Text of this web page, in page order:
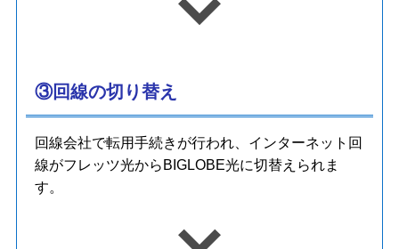
③回線の切り替え
回線会社で転用手続きが行われ、インターネット回
線がフレッツ光からBIGLOBE光に切替えられま
す。